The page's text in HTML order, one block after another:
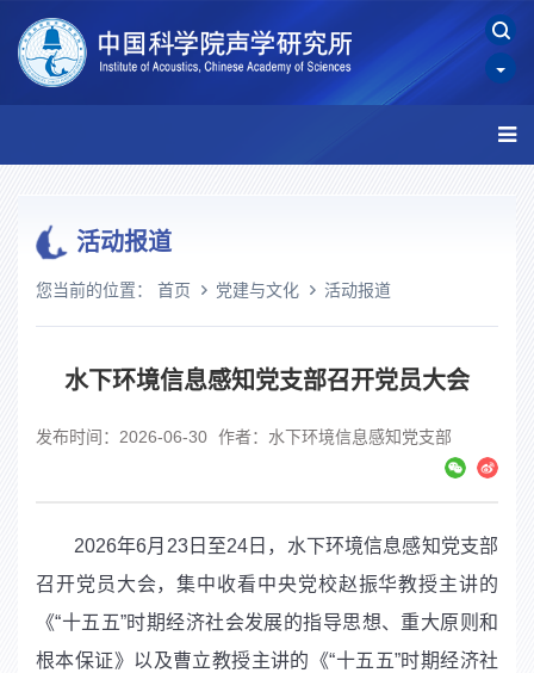
活动报道
您当前的位置： 首页 党建与文化 活动报道
水下环境信息感知党支部召开党员大会
发布时间：2026-06-30 作者：水下环境信息感知党支部
2026年6月 23日至24 日，水下环境信息感知党支部
召开党员大会，集中收看中央党校赵振华教授主讲的
《“十五五”时期经济社会发展的指导思想、重大原则和
根本保证》以及曹立教授主讲的《“十五五”时期经济社